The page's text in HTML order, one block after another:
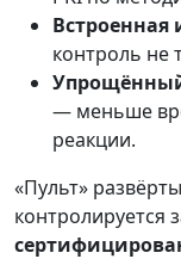
Встроенная
контроль не
— меньше
реакции.
«Пульт»
контролируется